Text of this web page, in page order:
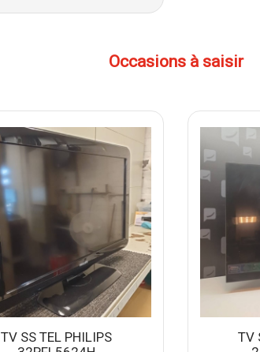
Occasions à saisir
TV SS TEL PHILIPS
TV